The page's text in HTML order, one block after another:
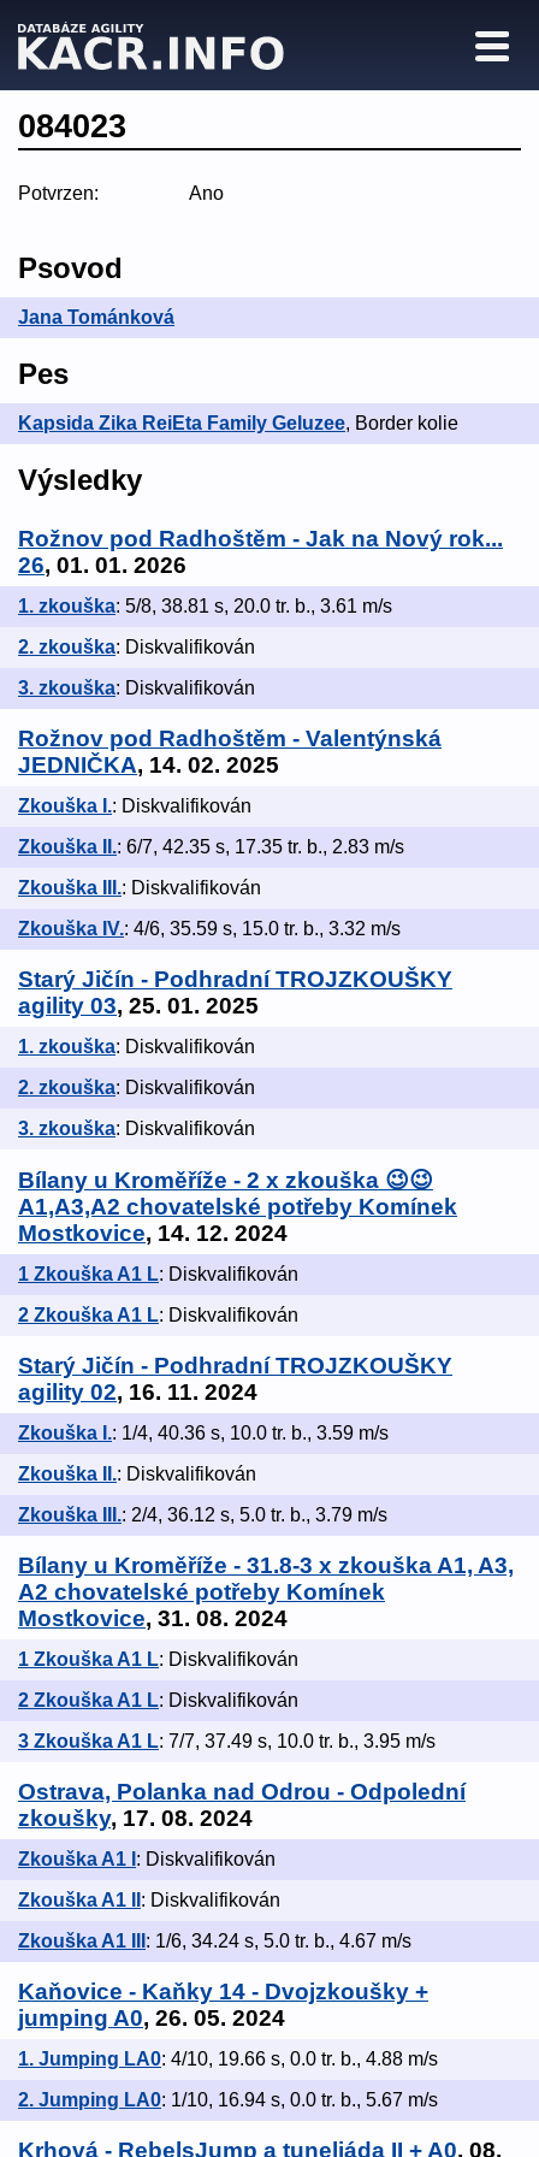
084023
Potvrzen: Ano
Psovod
Jana Tománková
Pes
Kapsida Zika ReiEta Family Geluzee, Border kolie
Výsledky
Rožnov pod Radhoštěm - Jak na Nový rok...
26, 01. 01. 2026
1. zkouška: 5/8, 38.81 s, 20.0 tr. b., 3.61 m/s
2. zkouška: Diskvalifikován
3. zkouška: Diskvalifikován
Rožnov pod Radhoštěm - Valentýnská
JEDNIČKA, 14. 02. 2025
Zkouška I.: Diskvalifikován
Zkouška II.: 6/7, 42.35 s, 17.35 tr. b., 2.83 m/s
Zkouška III.: Diskvalifikován
Zkouška IV.: 4/6, 35.59 s, 15.0 tr. b., 3.32 m/s
Starý Jičín - Podhradní TROJZKOUŠKY
agility 03, 25. 01. 2025
1. zkouška: Diskvalifikován
2. zkouška: Diskvalifikován
3. zkouška: Diskvalifikován
Bílany u Kroměříže - 2 x zkouška 😉😉
A1,A3,A2 chovatelské potřeby Komínek
Mostkovice, 14. 12. 2024
1 Zkouška A1 L: Diskvalifikován
2 Zkouška A1 L: Diskvalifikován
Starý Jičín - Podhradní TROJZKOUŠKY
agility 02, 16. 11. 2024
Zkouška I.: 1/4, 40.36 s, 10.0 tr. b., 3.59 m/s
Zkouška II.: Diskvalifikován
Zkouška III.: 2/4, 36.12 s, 5.0 tr. b., 3.79 m/s
Bílany u Kroměříže - 31.8-3 x zkouška A1, A3,
A2 chovatelské potřeby Komínek
Mostkovice, 31. 08. 2024
1 Zkouška A1 L: Diskvalifikován
2 Zkouška A1 L: Diskvalifikován
3 Zkouška A1 L: 7/7, 37.49 s, 10.0 tr. b., 3.95 m/s
Ostrava, Polanka nad Odrou - Odpolední
zkoušky, 17. 08. 2024
Zkouška A1 I : Diskvalifikován
Zkouška A1 II : Diskvalifikován
Zkouška A1 III : 1/6, 34.24 s, 5.0 tr. b., 4.67 m/s
Kaňovice - Kaňky 14 - Dvojzkoušky +
jumping A0, 26. 05. 2024
1. Jumping LA0: 4/10, 19.66 s, 0.0 tr. b., 4.88 m/s
2. Jumping LA0: 1/10, 16.94 s, 0.0 tr. b., 5.67 m/s
Krhová - RebelsJump a tuneliáda II + A0, 08.